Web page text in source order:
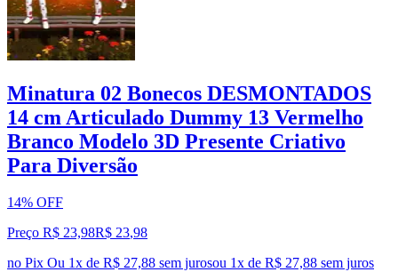
Minatura 02 Bonecos DESMONTADOS
14 cm Articulado Dummy 13 Vermelho
Branco Modelo 3D Presente Criativo
Para Diversão
14% OFF
Preço R$ 23,98R$ 23,98
no Pix Ou 1x de R$ 27,88 sem jurosou 1x de R$ 27,88 sem juros